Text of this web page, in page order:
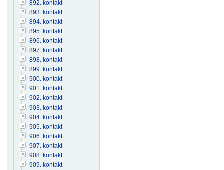
892. kontakt
893. kontakt
894. kontakt
895. kontakt
896. kontakt
897. kontakt
898. kontakt
899. kontakt
900. kontakt
901. kontakt
902. kontakt
903. kontakt
904. kontakt
905. kontakt
906. kontakt
907. kontakt
908. kontakt
909. kontakt